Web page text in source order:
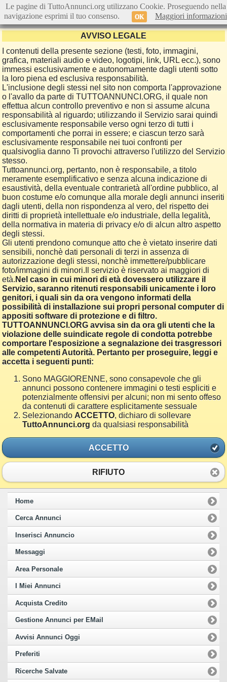
AVVISO LEGALE
I contenuti della presente sezione (testi, foto, immagini,
grafica, materiali audio e video, logotipi, link, URL ecc.), sono
immessi esclusivamente e autonomamente dagli utenti sotto
la loro piena ed esclusiva responsabilità.
L'inclusione degli stessi nel sito non comporta l'approvazione
o l'avallo da parte di TUTTOANNUNCI.ORG, il quale non
effettua alcun controllo preventivo e non si assume alcuna
responsabilità al riguardo; utilizzando il Servizio sarai quindi
esclusivamente responsabile verso ogni terzo di tutti i
comportamenti che porrai in essere; e ciascun terzo sarà
esclusivamente responsabile nei tuoi confronti per
qualsivoglia danno Ti provochi attraverso l'utilizzo del Servizio
stesso.
Tuttoannunci.org, pertanto, non è responsabile, a titolo
meramente esemplificativo e senza alcuna indicazione di
esaustività, della eventuale contrarietà all'ordine pubblico, al
buon costume e/o comunque alla morale degli annunci inseriti
dagli utenti, della non rispondenza al vero, del rispetto dei
diritti di proprietà intellettuale e/o industriale, della legalità,
della normativa in materia di privacy e/o di alcun altro aspetto
degli stessi.
Gli utenti prendono comunque atto che è vietato inserire dati
sensibili, nonchè dati personali di terzi in assenza di
autorizzazione degli stessi, nonchè immettere/pubblicare
foto/immagini di minori.Il servizio è riservato ai maggiori di
età. Nel caso in cui minori di età dovessero utilizzare il
Servizio, saranno ritenuti responsabili unicamente i loro
genitori, i quali sin da ora vengono informati della
possibilità di installazione sui propri personal computer di
appositi software di protezione e di filtro.
TUTTOANNUNCI.ORG avvisa sin da ora gli utenti che la
violazione delle suindicate regole di condotta potrebbe
comportare l'esposizione a segnalazione dei trasgressori
alle competenti Autorità. Pertanto per proseguire, leggi e
accetta i seguenti punti:
Sono MAGGIORENNE, sono consapevole che gli
annunci possono contenere immagini o testi espliciti e
potenzialmente offensivi per alcuni; non mi sento offeso
da contenuti di carattere esplicitamente sessuale
Selezionando ACCETTO, dichiaro di sollevare
TuttoAnnunci.org da qualsiasi responsabilità
ACCETTO
RIFIUTO
Home
Cerca Annunci
Inserisci Annuncio
Messaggi
Area Personale
I Miei Annunci
Acquista Credito
Gestione Annunci per EMail
Avvisi Annunci Oggi
Preferiti
Ricerche Salvate
Le pagine di TuttoAnnunci.org utilizzano Cookie. Proseguendo nella
navigazione esprimi il tuo consenso.
OK Maggiori informazioni